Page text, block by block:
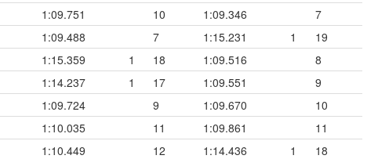
1:09.751 10 1:09.346
7
1:09.488 7 1:15.231 1
19
1:15.359 1 18 1:09.516
8
1:14.237 1 17 1:09.551
9
1:09.724 9 1:09.670
10
1:10.035 11 1:09.861
11
1:10.449 12 1:14.436 1
18